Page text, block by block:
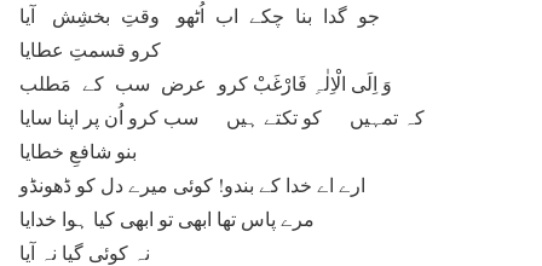
جو گدا بنا چکے اب اُٹھو وقتِ بخشِش آیا
کرو قسمتِ عطایا
وَ اِلَی الْاِلٰہِ فَارْغَبْ کرو عرض سب کے مَطلب
کہ تمہیں کو تکتے ہیں سب کرو اُن پر اپنا سایا
بنو شافعِ خطایا
ارے اے خدا کے بندو! کوئی میرے دل کو ڈھونڈو
مرے پاس تھا ابھی تو ابھی کیا ہوا خدایا
نہ کوئی گیا نہ آیا